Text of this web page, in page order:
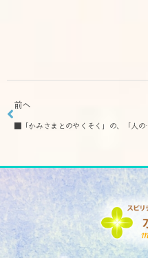
前へ
■「かみさまと